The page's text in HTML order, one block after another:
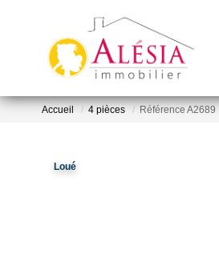
Accueil 4 pièces Référence A2689
Loué